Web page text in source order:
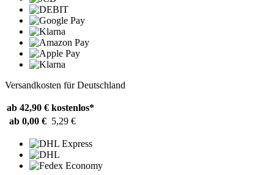
Versandkosten für Deutschland
ab 42,90 € kostenlos*
ab 0,00 € 5,29 €